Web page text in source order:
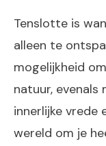
Tenslotte is
alleen te
mogelijkheid
natuur,
innerlijke vrede
wereld om je